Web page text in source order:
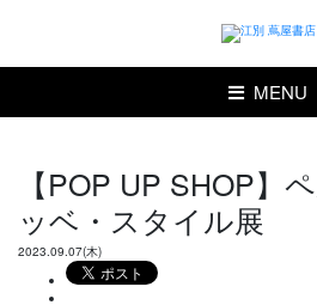
MENU
【POP UP SHOP】
ッベ・スタイル展
2023.09.07(木)